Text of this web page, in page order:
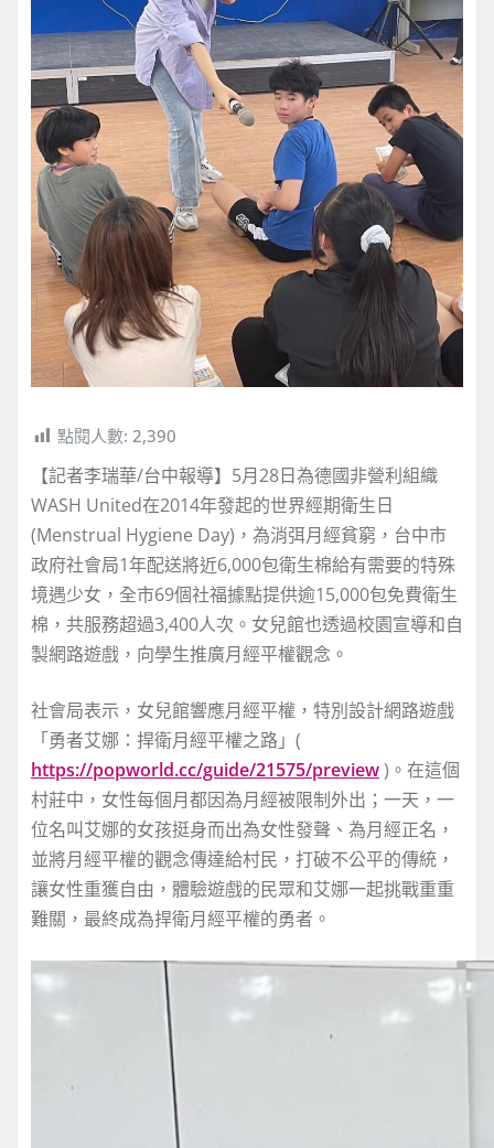
點閱人數: 2,390
【記者李瑞華/台中報導】5月28日為德國非營利組織
WASH United在2014年發起的世界經期衛生日
(Menstrual Hygiene Day)，為消弭月經貧窮，台中市
政府社會局1年配送將近6,000包衛生棉給有需要的特殊
境遇少女，全市69個社福據點提供逾15,000包免費衛生
棉，共服務超過3,400人次。女兒館也透過校園宣導和自
製網路遊戲，向學生推廣月經平權觀念。
社會局表示，女兒館響應月經平權，特別設計網路遊戲
「勇者艾娜：捍衛月經平權之路」(
https://popworld.cc/guide/21575/preview)。在這個
村莊中，女性每個月都因為月經被限制外出；一天，一
位名叫艾娜的女孩挺身而出為女性發聲、為月經正名，
並將月經平權的觀念傳達給村民，打破不公平的傳統，
讓女性重獲自由，體驗遊戲的民眾和艾娜一起挑戰重重
難關，最終成為捍衛月經平權的勇者。